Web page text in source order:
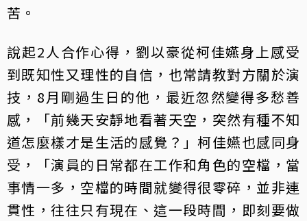
苦。
說起2人合作心得，劉以豪從柯佳嬿身上感受
到既知性又理性的自信，也常請教對方關於演
技，8月剛過生日的他，最近忽然變得多愁善
感，「前幾天安靜地看著天空，突然有種不知
道怎麼樣才是生活的感覺？」柯佳嬿也感同身
受，「演員的日常都在工作和角色的空檔，當
事情一多，空檔的時間就變得很零碎，並非連
貫性，往往只有現在、這一段時間，即刻要做